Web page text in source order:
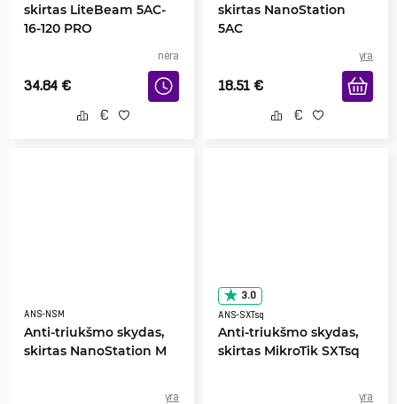
skirtas LiteBeam 5AC-
16-120 PRO
nėra
34.84 €
skirtas NanoStation
5AC
yra
18.51 €
ANS-NSM
Anti-triukšmo skydas,
skirtas NanoStation M
yra
3.0
ANS-SXTsq
Anti-triukšmo skydas,
skirtas MikroTik SXTsq
yra